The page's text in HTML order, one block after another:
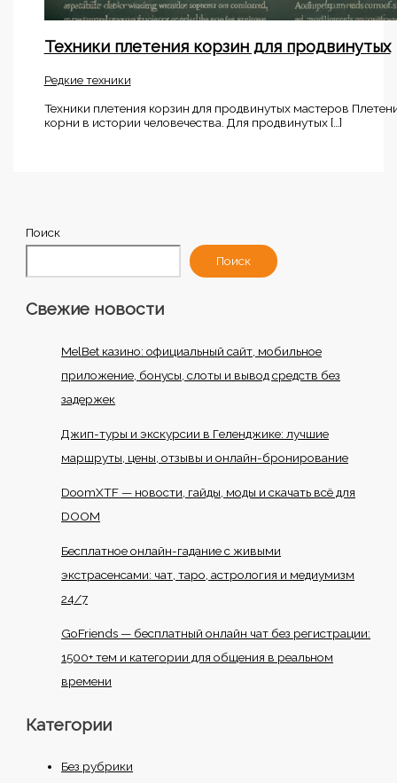
Техники плетения корзин для продвинутых
Редкие техники
Техники плетения корзин для продвинутых мастеров
корни в истории человечества. Для продвинутых […]
Поиск
Поиск
Свежие новости
MelBet казино: официальный сайт, мобильное
приложение, бонусы, слоты и вывод средств без
задержек
Джип-туры и экскурсии в Геленджике: лучшие
маршруты, цены, отзывы и онлайн-бронирование
DoomXTF — новости, гайды, моды и скачать всё для
DOOM
Бесплатное онлайн-гадание с живыми
экстрасенсами: чат, таро, астрология и медиумизм
24/7
GoFriends — бесплатный онлайн чат без регистрации:
1500+ тем и категории для общения в реальном
времени
Категории
Без рубрики